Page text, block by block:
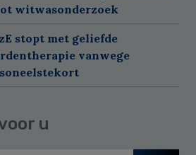
witwasonderzoek
stopt met geliefde
vanwege
u